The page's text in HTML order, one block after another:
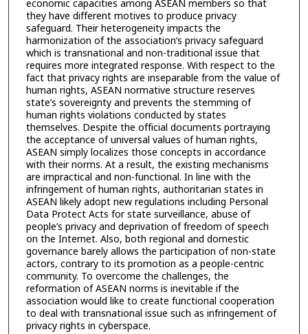
economic capacities among ASEAN members so that
they have different motives to produce privacy
safeguard. Their heterogeneity impacts the
harmonization of the association’s privacy safeguard
which is transnational and non-traditional issue that
requires more integrated response. With respect to the
fact that privacy rights are inseparable from the value of
human rights, ASEAN normative structure reserves
state’s sovereignty and prevents the stemming of
human rights violations conducted by states
themselves. Despite the official documents portraying
the acceptance of universal values of human rights,
ASEAN simply localizes those concepts in accordance
with their norms. At a result, the existing mechanisms
are impractical and non-functional. In line with the
infringement of human rights, authoritarian states in
ASEAN likely adopt new regulations including Personal
Data Protect Acts for state surveillance, abuse of
people’s privacy and deprivation of freedom of speech
on the Internet. Also, both regional and domestic
governance barely allows the participation of non-state
actors, contrary to its promotion as a people-centric
community. To overcome the challenges, the
reformation of ASEAN norms is inevitable if the
association would like to create functional cooperation
to deal with transnational issue such as infringement of
privacy rights in cyberspace.